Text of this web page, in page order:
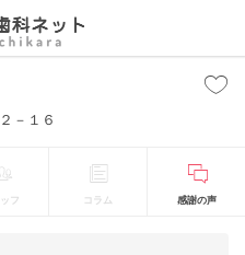
－１６
フ コラム 感謝の声